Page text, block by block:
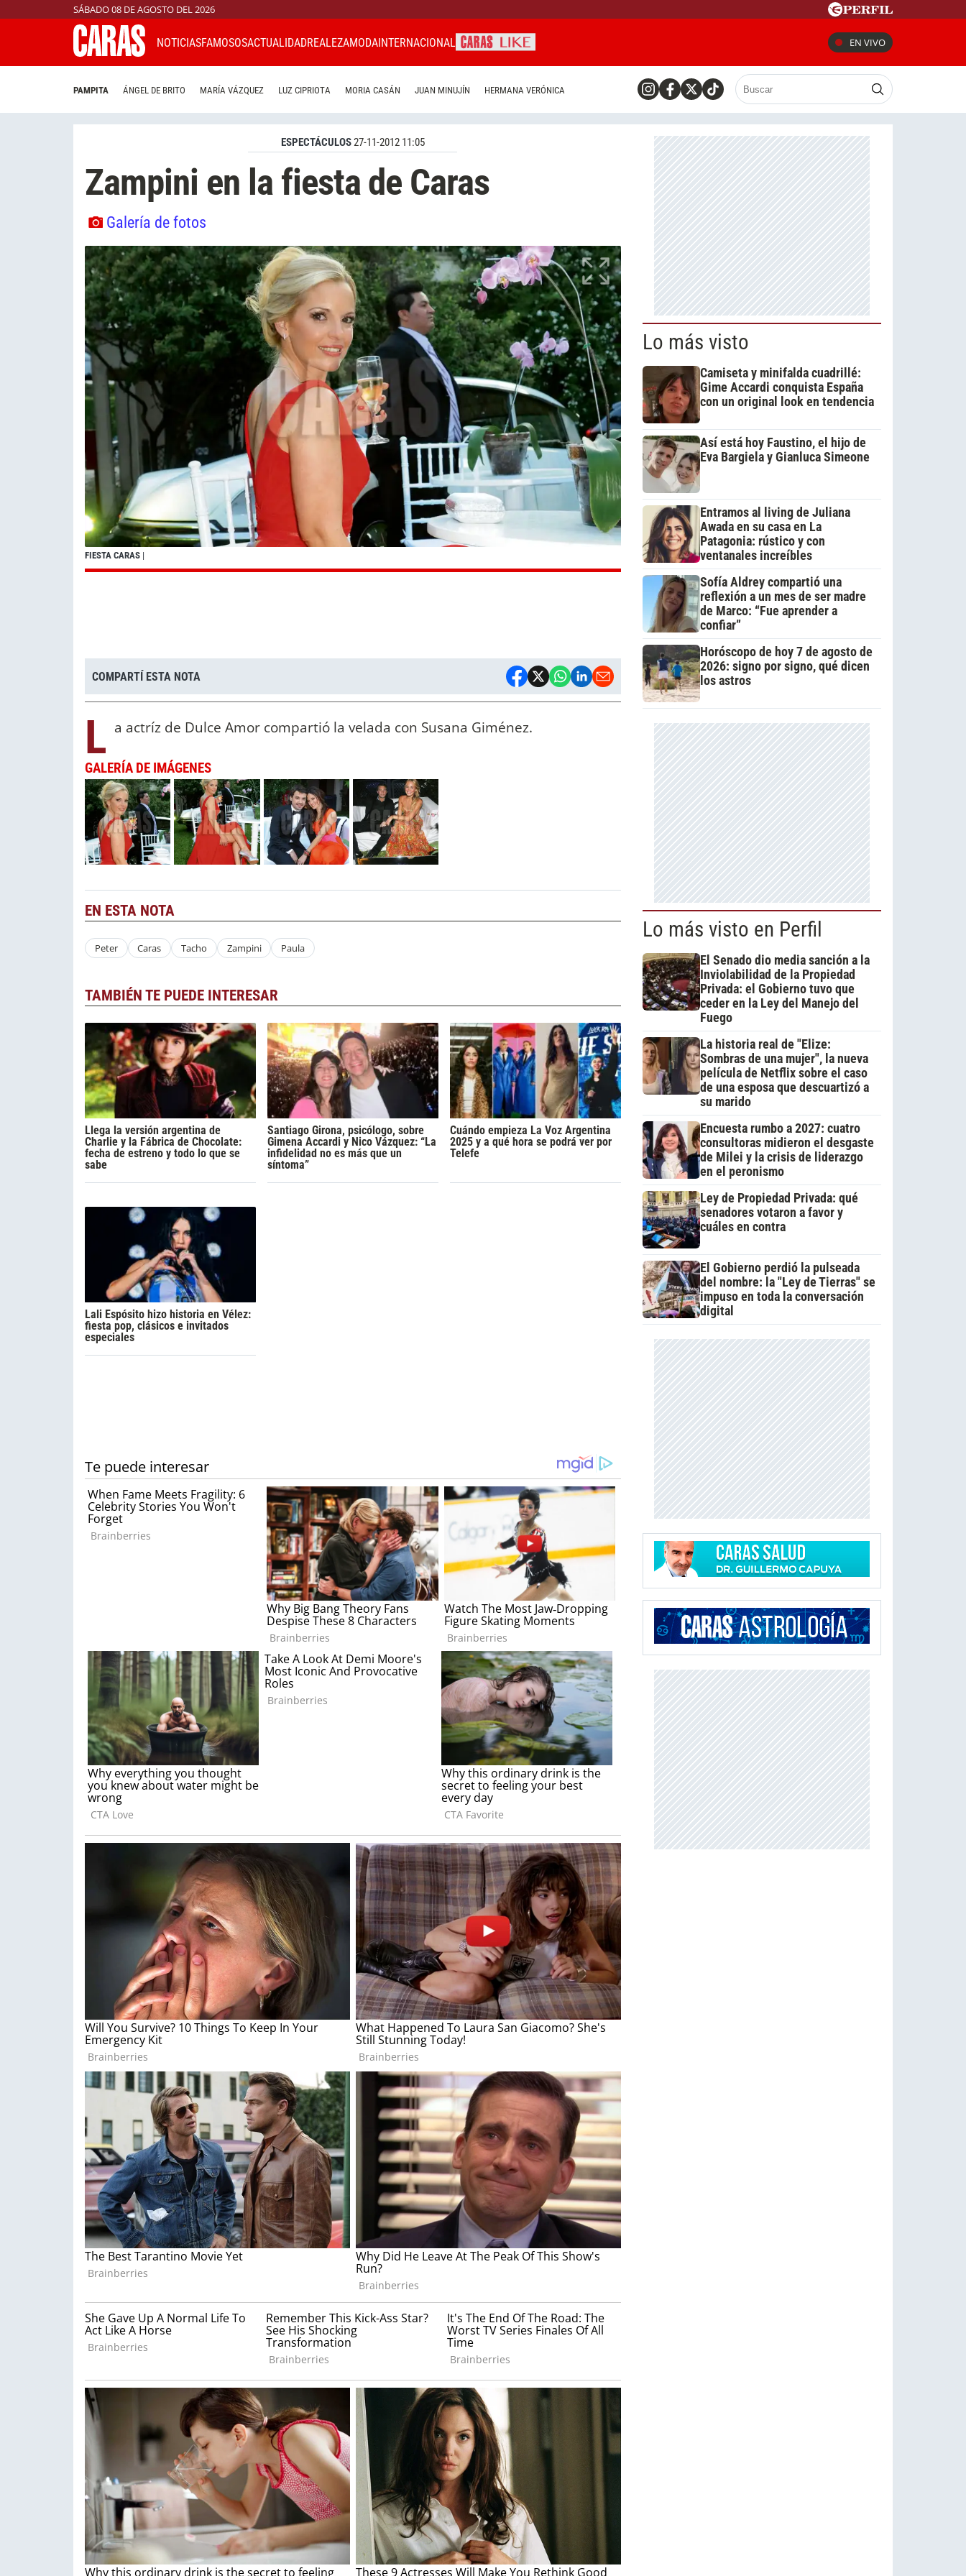
SÁBADO 08 DE AGOSTO DEL 2026
NOTICIASFAMOSOSACTUALIDADREALEZAMODAINTERNACIONAL EN VIVO
PAMPITA ÁNGEL DE BRITO MARÍA VÁZQUEZ LUZ CIPRIOTA MORIA CASÁN JUAN MINUJÍN HERMANA VERÓNICA
ESPECTÁCULOS27-11-2012 11:05
Zampini en la fiesta de Caras
Galería de fotos
FIESTA CARAS |
COMPARTÍ ESTA NOTA
L a actríz de Dulce Amor compartió la velada con Susana Giménez.
GALERÍA DE IMÁGENES
EN ESTA NOTA
Peter Caras Tacho Zampini Paula
TAMBIÉN TE PUEDE INTERESAR
Llega la versión argentina de
Charlie y la Fábrica de Chocolate:
fecha de estreno y todo lo que se
sabe
Santiago Girona, psicólogo, sobre
Gimena Accardi y Nico Vázquez: “La
infidelidad no es más que un
síntoma”
Cuándo empieza La Voz Argentina
2025 y a qué hora se podrá ver por
Telefe
Lali Espósito hizo historia en Vélez:
fiesta pop, clásicos e invitados
especiales
Lo más visto
Camiseta y minifalda cuadrillé:
Gime Accardi conquista España
con un original look en tendencia
Así está hoy Faustino, el hijo de
Eva Bargiela y Gianluca Simeone
Entramos al living de Juliana
Awada en su casa en La
Patagonia: rústico y con
ventanales increíbles
Sofía Aldrey compartió una
reflexión a un mes de ser madre
de Marco: “Fue aprender a
confiar”
Horóscopo de hoy 7 de agosto de
2026: signo por signo, qué dicen
los astros
Lo más visto en Perfil
El Senado dio media sanción a la
Inviolabilidad de la Propiedad
Privada: el Gobierno tuvo que
ceder en la Ley del Manejo del
Fuego
La historia real de "Elize:
Sombras de una mujer", la nueva
película de Netflix sobre el caso
de una esposa que descuartizó a
su marido
Encuesta rumbo a 2027: cuatro
consultoras midieron el desgaste
de Milei y la crisis de liderazgo
en el peronismo
Ley de Propiedad Privada: qué
senadores votaron a favor y
cuáles en contra
El Gobierno perdió la pulseada
del nombre: la "Ley de Tierras" se
impuso en toda la conversación
digital